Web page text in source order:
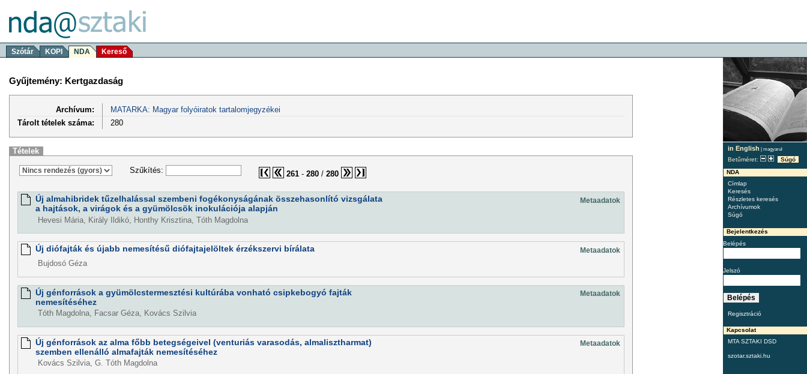
Szótár KOPI NDA Kereső
in English | magyarul
Betűméret:
Súgó
NDA
Címlap
Keresés
Részletes keresés
Archívumok
Súgó
Bejelentkezés
Belépés
Jelszó
Regisztráció
Kapcsolat
MTA SZTAKI DSD
szotar.sztaki.hu
Gyűjtemény: Kertgazdaság
Archívum:
MATARKA: Magyar folyóiratok tartalomjegyzékei
Tárolt tételek száma:
280
Tételek
Szűkítés: 261- 280/ 280
Új almahibridek tűzelhalással szembeni fogékonyságának összehasonlító vizsgálata
a hajtások, a virágok és a gyümölcsök inokulációja alapján
Metaadatok
Hevesi Mária, Király Ildikó, Honthy Krisztina, Tóth Magdolna
Új diófajták és újabb nemesítésű diófajtajelöltek érzékszervi bírálata Metaadatok
Bujdosó Géza
Új génforrások a gyümölcstermesztési kultúrába vonható csipkebogyó fajták
nemesítéséhez
Metaadatok
Tóth Magdolna, Facsar Géza, Kovács Szilvia
Új génforrások az alma főbb betegségeivel (venturiás varasodás, almalisztharmat)
szemben ellenálló almafajták nemesítéséhez
Metaadatok
Kovács Szilvia, G. Tóth Magdolna